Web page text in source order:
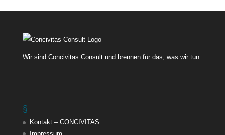
Wir sind Concivitas Consult und brennen für das, was wir tun.
§
Kontakt – CONCIVITAS